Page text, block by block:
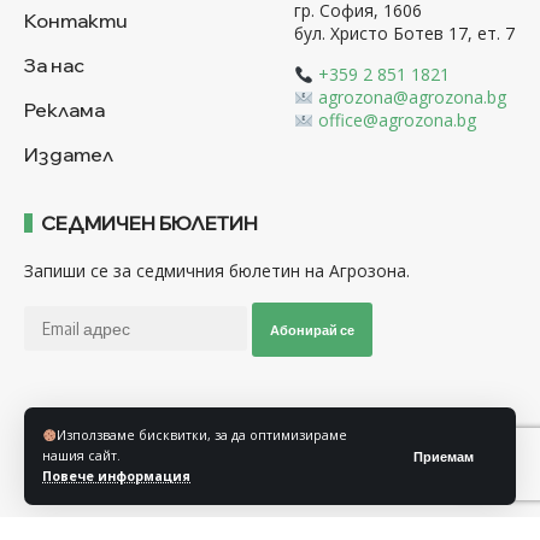
Използваме бисквитки, за да оптимизираме
нашия сайт.
Повече информация
Приемам
Контакти
За нас
Реклама
Издател
гр. София, 1606
бул. Христо Ботев 17, ет. 7
+359 2 851 1821
agrozona@agrozona.bg
office@agrozona.bg
СЕДМИЧЕН БЮЛЕТИН
Запиши се за седмичния бюлетин на Агрозона.
Абонирай се
Последвайте ни